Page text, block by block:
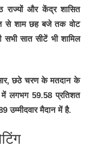
और केंद्र शासित
से शाम छह बजे तक वोट
सभी सात सीटें भी शामिल
छठे चरण के मतदान के
में लगभग 59.58 प्रतिशत
उम्मीदवार मैदान में है.